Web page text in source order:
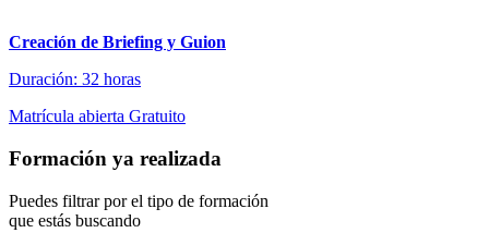
Creación de Briefing y Guion
Duración: 32 horas
Matrícula abierta Gratuito
Formación ya realizada
Puedes filtrar por el tipo de formación
que estás buscando